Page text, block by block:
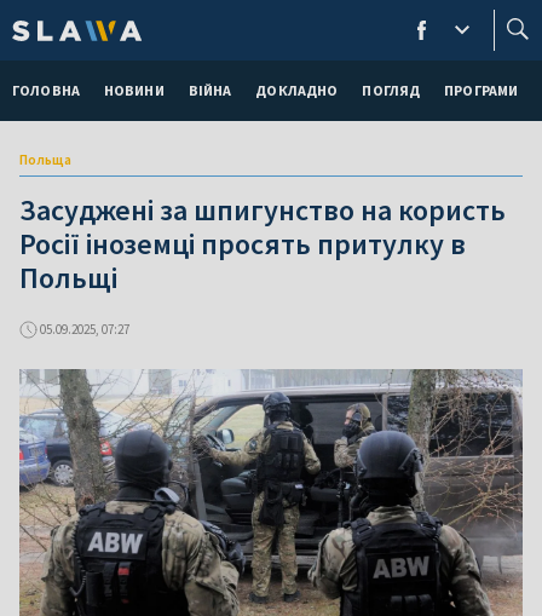
ГОЛОВНА НОВИНИ ВІЙНА ДОКЛАДНО ПОГЛЯД ПРОГРАМИ
Польща
Засуджені за шпигунство на користь
Росії іноземці просять притулку в
Польщі
05.09.2025, 07:27